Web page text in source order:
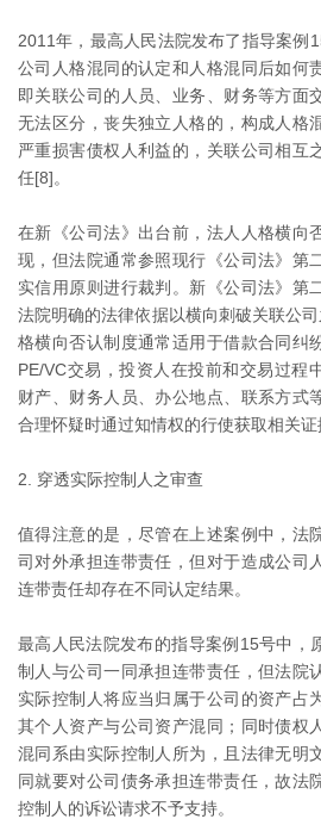
2011年，最高人民法院发布了指导案例
公司人格混同的认定和人格混同后如何
即关联公司的人员、业务、财务等方面
无法区分，丧失独立人格的，构成人格
严重损害债权人利益的，关联公司相互
任[8]。
在新《公司法》出台前，法人人格横向
现，但法院通常参照现行《公司法》第
实信用原则进行裁判。新《公司法》第
法院明确的法律依据以横向刺破关联公司
格横向否认制度通常适用于借款合同纠
PE/VC交易，投资人在投前和交易过程
财产、财务人员、办公地点、联系方式
合理怀疑时通过知情权的行使获取相关证
2. 穿透实际控制人之审查
值得注意的是，尽管在上述案例中，法
司对外承担连带责任，但对于造成公司
连带责任却存在不同认定结果。
最高人民法院发布的指导案例15号中，
制人与公司一同承担连带责任，但法院
实际控制人将应当归属于公司的资产占
其个人资产与公司资产混同；同时债权
混同系由实际控制人所为，且法律无明
同就要对公司债务承担连带责任，故法
控制人的诉讼请求不予支持。